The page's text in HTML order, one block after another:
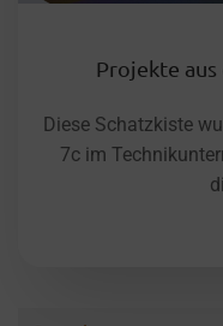
Projekte
Diese Schatzkiste
7c im